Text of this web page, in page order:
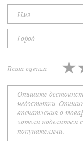
Ваша оценка